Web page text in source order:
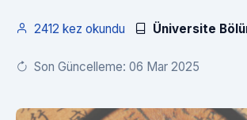
2412 kez okundu Üniversite
Son Güncelleme: 06 Mar 2025